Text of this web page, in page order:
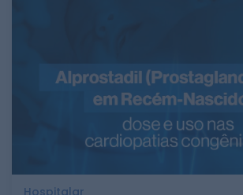
Hospitalar